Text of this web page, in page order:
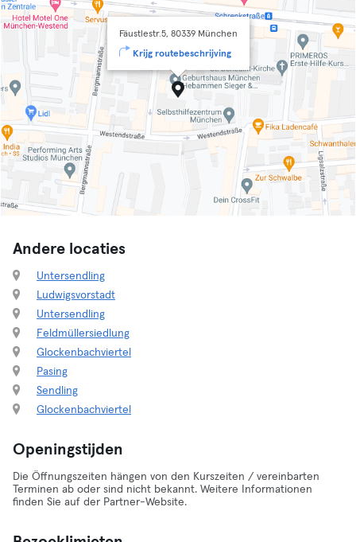
Fäustlestr.5, 80339 München
Krijg routebeschrijving
Andere locaties
Untersendling
Ludwigsvorstadt
Untersendling
Feldmüllersiedlung
Glockenbachviertel
Pasing
Sendling
Glockenbachviertel
Openingstijden
Die Öffnungszeiten hängen von den Kurszeiten / vereinbarten
Terminen ab oder sind nicht bekannt. Weitere Informationen
finden Sie auf der Partner-Website.